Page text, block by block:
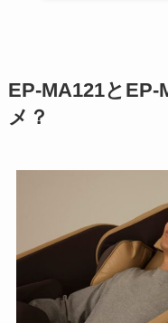
EP-MA121と
メ？